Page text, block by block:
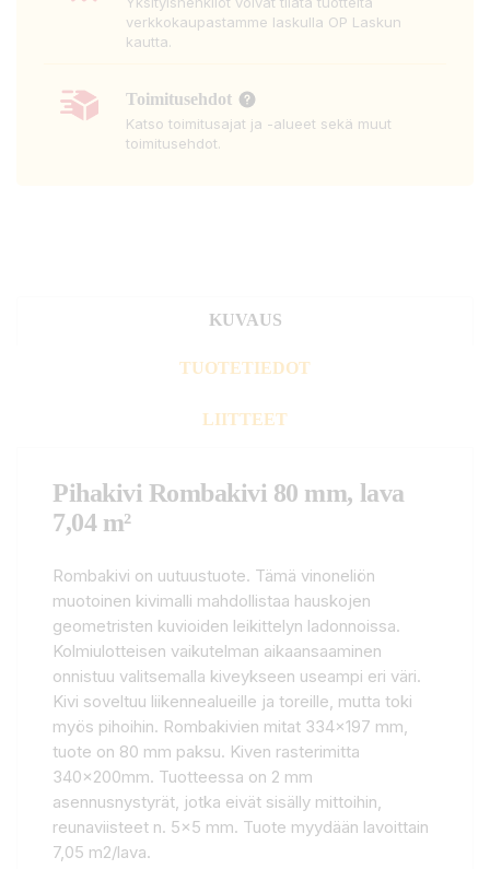
verkkokaupastamme laskulla OP Laskun
kautta.
Toimitusehdot
Katso toimitusajat ja -alueet sekä muut
toimitusehdot.
KUVAUS
TUOTETIEDOT
LIITTEET
Pihakivi Rombakivi 80 mm, lava
7,04 m²
Rombakivi on uutuustuote. Tämä vinoneliön
muotoinen kivimalli mahdollistaa hauskojen
geometristen kuvioiden leikittelyn ladonnoissa.
Kolmiulotteisen vaikutelman aikaansaaminen
onnistuu valitsemalla kiveykseen useampi eri väri.
Kivi soveltuu liikennealueille ja toreille, mutta toki
myös pihoihin. Rombakivien mitat 334x197 mm,
tuote on 80 mm paksu. Kiven rasterimitta
340x200mm. Tuotteessa on 2 mm
asennusnystyrät, jotka eivät sisälly mittoihin,
reunaviisteet n. 5x5 mm. Tuote myydään lavoittain
7,05 m2/lava.